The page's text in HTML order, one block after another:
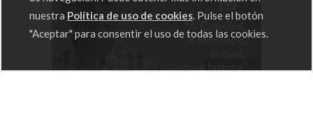
nuestra Política de uso de cookies. Pulse el botón
"Aceptar" para consentir el uso de todas las cookies.